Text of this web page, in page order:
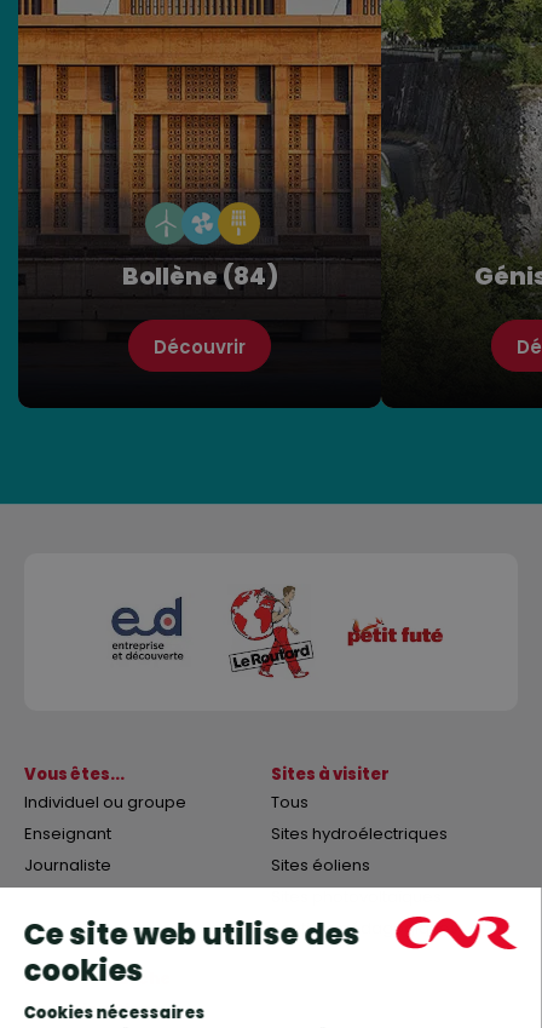
Bollène (84)
Découvrir
Vous êtes...
Individuel ou groupe
Enseignant
Journaliste
Sites à visiter
Tous
Sites hydroélectriques
Sites éoliens
Sentiers pédagogiques
Notre démarche
Nos animations